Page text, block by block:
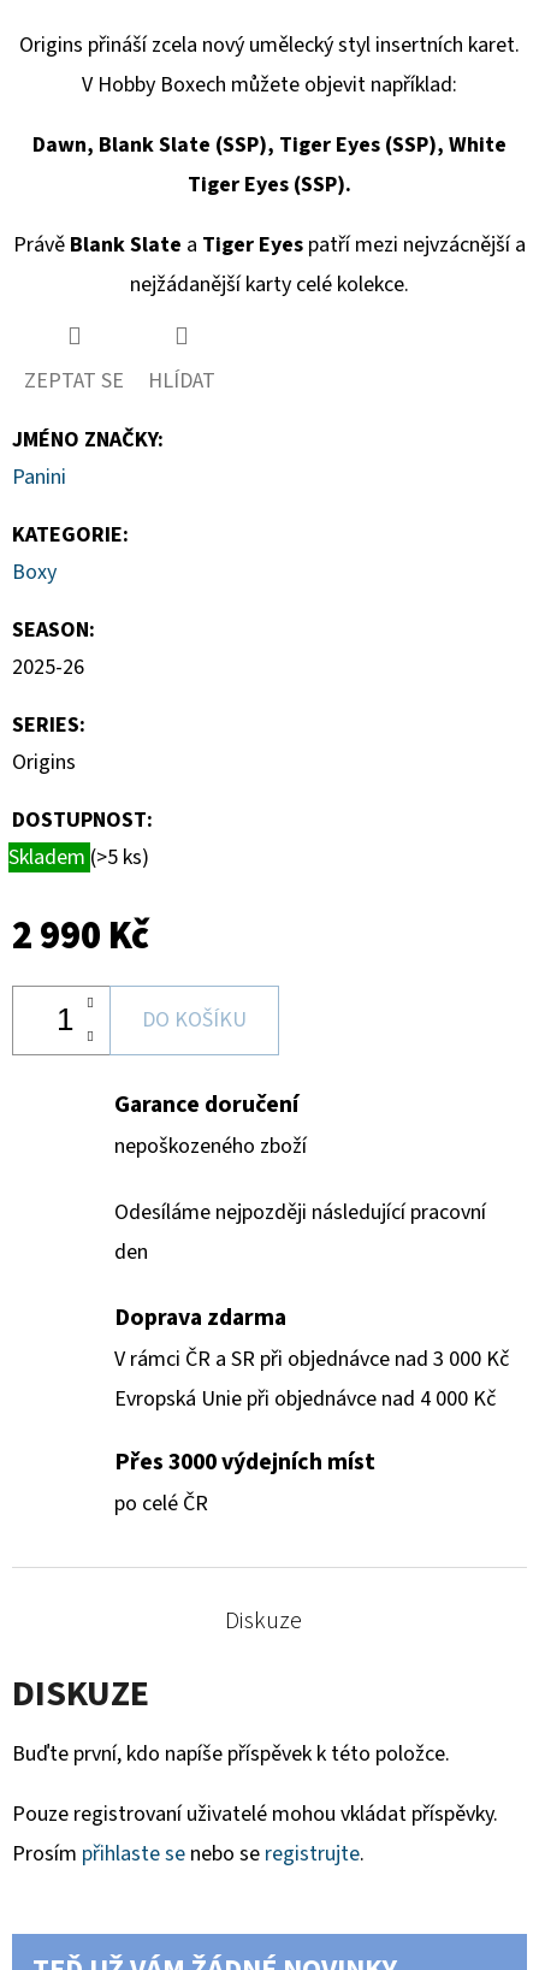
Origins přináší zcela nový umělecký styl insertních karet.
V Hobby Boxech můžete objevit například:
Dawn, Blank Slate (SSP), Tiger Eyes (SSP), White
Tiger Eyes (SSP).
Právě Blank Slate a Tiger Eyes patří mezi nejvzácnější a
nejžádanější karty celé kolekce.
ZEPTAT SE
HLÍDAT
JMÉNO ZNAČKY:
Panini
KATEGORIE:
Boxy
SEASON:
2025-26
SERIES:
Origins
DOSTUPNOST:
Skladem (>5 ks)
2 990 Kč
DO KOŠÍKU
Garance doručení
nepoškozeného zboží
Odesíláme nejpozději následující pracovní
den
Doprava zdarma
V rámci ČR a SR při objednávce nad 3 000 Kč
Evropská Unie při objednávce nad 4 000 Kč
Přes 3000 výdejních míst
po celé ČR
Diskuze
DISKUZE
Buďte první, kdo napíše příspěvek k této položce.
Pouze registrovaní uživatelé mohou vkládat příspěvky.
Prosím přihlaste se nebo se registrujte.